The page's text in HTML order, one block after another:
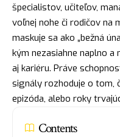
špecialistov, učiteľov,
voľnej nohe či rodičov na
maskuje sa ako „bežná
kým nezasiahne naplno
aj kariéru. Práve
signály rozhoduje o tom,
epizóda, alebo roky
Contents